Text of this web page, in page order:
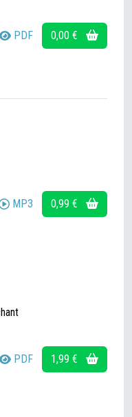
PDF 0,00 €
MP3 0,99 €
PDF 1,99 €